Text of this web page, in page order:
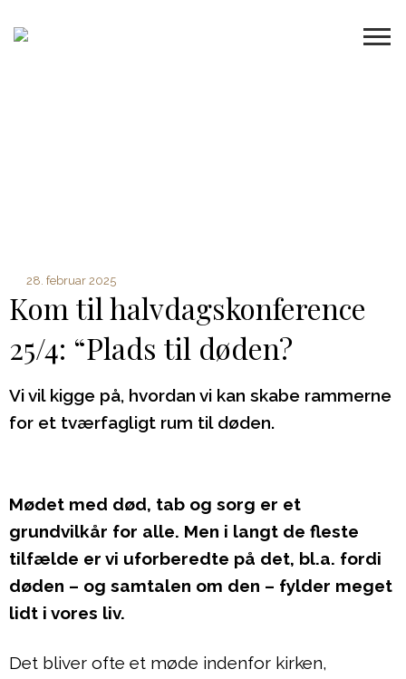
28. februar 2025
Kom til halvdagskonference
25/4: “Plads til døden?
Vi vil kigge på, hvordan vi kan skabe rammerne
for et tværfagligt rum til døden.
Mødet med død, tab og sorg er et
grundvilkår for alle. Men i langt de fleste
tilfælde er vi uforberedte på det, bl.a. fordi
døden – og samtalen om den – fylder meget
lidt i vores liv.
Det bliver ofte et møde indenfor kirken,